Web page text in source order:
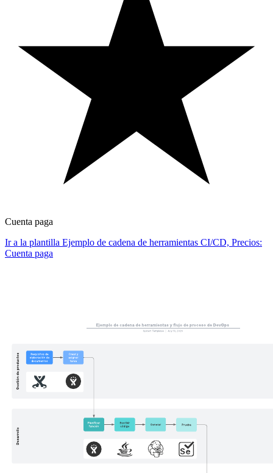
Cuenta paga
Ir a la plantilla Ejemplo de cadena de herramientas CI/CD, Precios:
Cuenta paga